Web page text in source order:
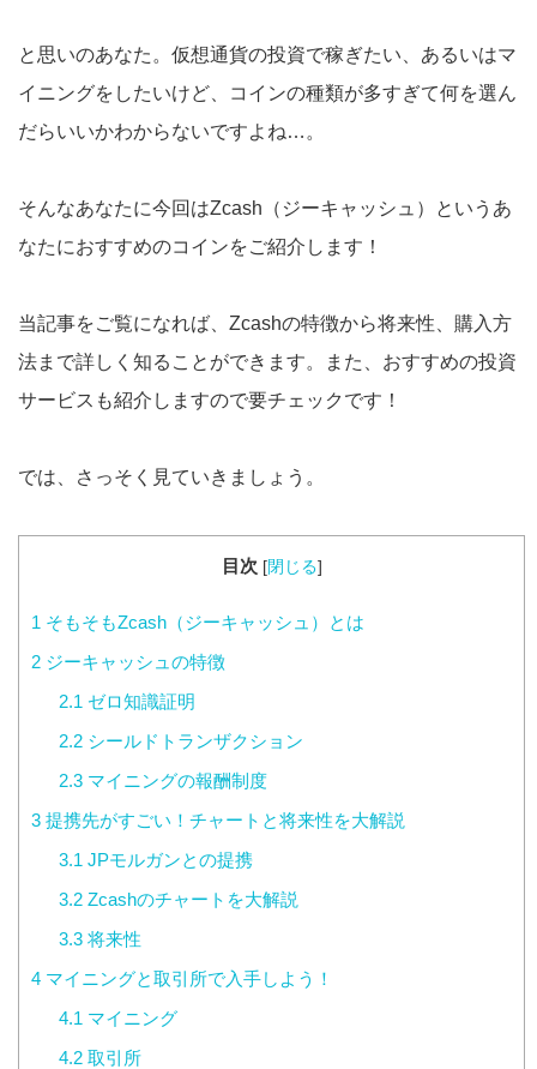
と思いのあなた。仮想通貨の投資で稼ぎたい、あるいはマ
イニングをしたいけど、コインの種類が多すぎて何を選ん
だらいいかわからないですよね…。
そんなあなたに今回はZcash（ジーキャッシュ）というあ
なたにおすすめのコインをご紹介します！
当記事をご覧になれば、Zcashの特徴から将来性、購入方
法まで詳しく知ることができます。また、おすすめの投資
サービスも紹介しますので要チェックです！
では、さっそく見ていきましょう。
目次 [閉じる]
1 そもそもZcash（ジーキャッシュ）とは
2 ジーキャッシュの特徴
2.1 ゼロ知識証明
2.2シールドトランザクション
2.3マイニングの報酬制度
3 提携先がすごい！チャートと将来性を大解説
3.1 JPモルガンとの提携
3.2Zcashのチャートを大解説
3.3将来性
4 マイニングと取引所で入手しよう！
4.1 マイニング
4.2取引所